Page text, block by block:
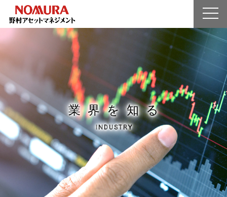
シン化とは?
人を知る
募集要項
エントリー
マイページ
業界を知る
INDUSTRY